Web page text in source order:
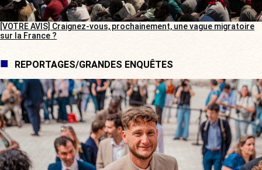
[VOTRE AVIS] Craignez-vous, prochainement, une vague migratoire
sur la France ?
REPORTAGES/GRANDES ENQUÊTES